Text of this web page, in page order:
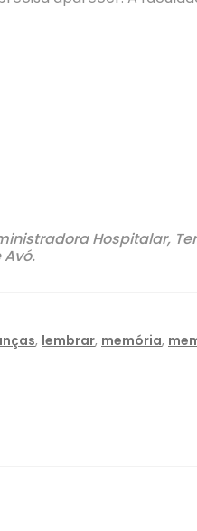
Hospitalar,
, lembrar, memória,